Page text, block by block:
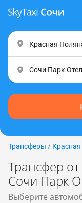
Трансферы /
Трансфер
Сочи Парк
Выберите